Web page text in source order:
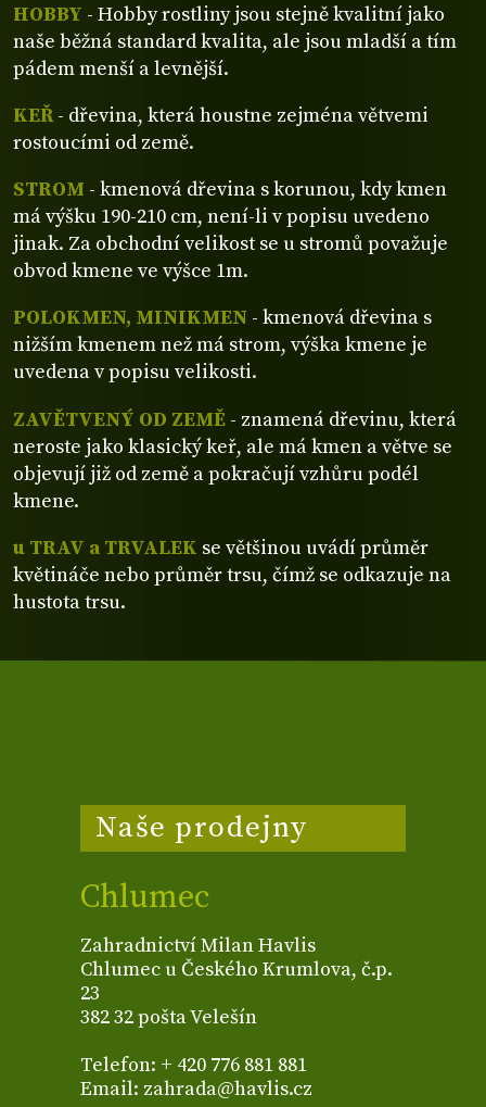
HOBBY - Hobby rostliny jsou stejně kvalitní jako
naše běžná standard kvalita, ale jsou mladší a tím
pádem menší a levnější.
KEŘ- dřevina, která houstne zejména větvemi
rostoucími od země.
STROM - kmenová dřevina s korunou, kdy kmen
má výšku 190-210 cm, není-li v popisu uvedeno
jinak. Za obchodní velikost se u stromů považuje
obvod kmene ve výšce 1m.
POLOKMEN, MINIKMEN - kmenová dřevina s
nižším kmenem než má strom, výška kmene je
uvedena v popisu velikosti.
ZAVĚTVENÝ OD ZEMĚ - znamená dřevinu, která
neroste jako klasický keř, ale má kmen a větve se
objevují již od země a pokračují vzhůru podél
kmene.
u TRAV a TRVALEK se většinou uvádí průměr
květináče nebo průměr trsu, čímž se odkazuje na
hustota trsu.
Naše prodejny
Chlumec
Zahradnictví Milan Havlis
Chlumec u Českého Krumlova, č.p.
23
382 32 pošta Velešín
Telefon: + 420 776 881 881
Email: zahrada@havlis.cz